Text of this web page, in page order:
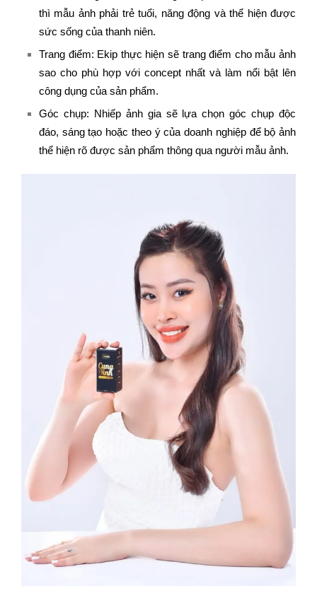
thì mẫu ảnh phải trẻ tuổi, năng động và thể hiện được
sức sống của thanh niên.
Trang điểm: Ekip thực hiện sẽ trang điểm cho mẫu ảnh
sao cho phù hợp với concept nhất và làm nổi bật lên
công dụng của sản phẩm.
Góc chụp: Nhiếp ảnh gia sẽ lựa chọn góc chụp độc
đáo, sáng tạo hoặc theo ý của doanh nghiệp để bộ ảnh
thể hiện rõ được sản phẩm thông qua người mẫu ảnh.